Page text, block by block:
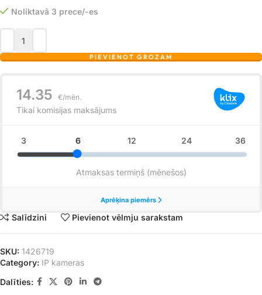
Noliktavā 3 prece/-es
PIEVIENOT GROZAM
Salīdzini Pievienot vēlmju sarakstam
SKU: 1426719
Category: IP kameras
Dalīties: